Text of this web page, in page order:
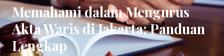
Memahami dalam Mengurus
Akta Waris di Jakarta: Panduan
Lengkap